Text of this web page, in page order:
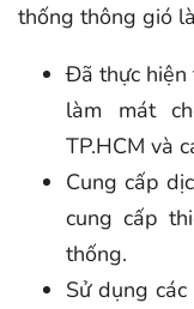
thống thông gió
Đã thực hiện
làm mát
TP.HCM và
Cung cấp
cung cấp
thống.
Sử dụng